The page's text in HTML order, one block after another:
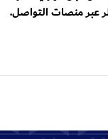
عبر منصات التواصل.